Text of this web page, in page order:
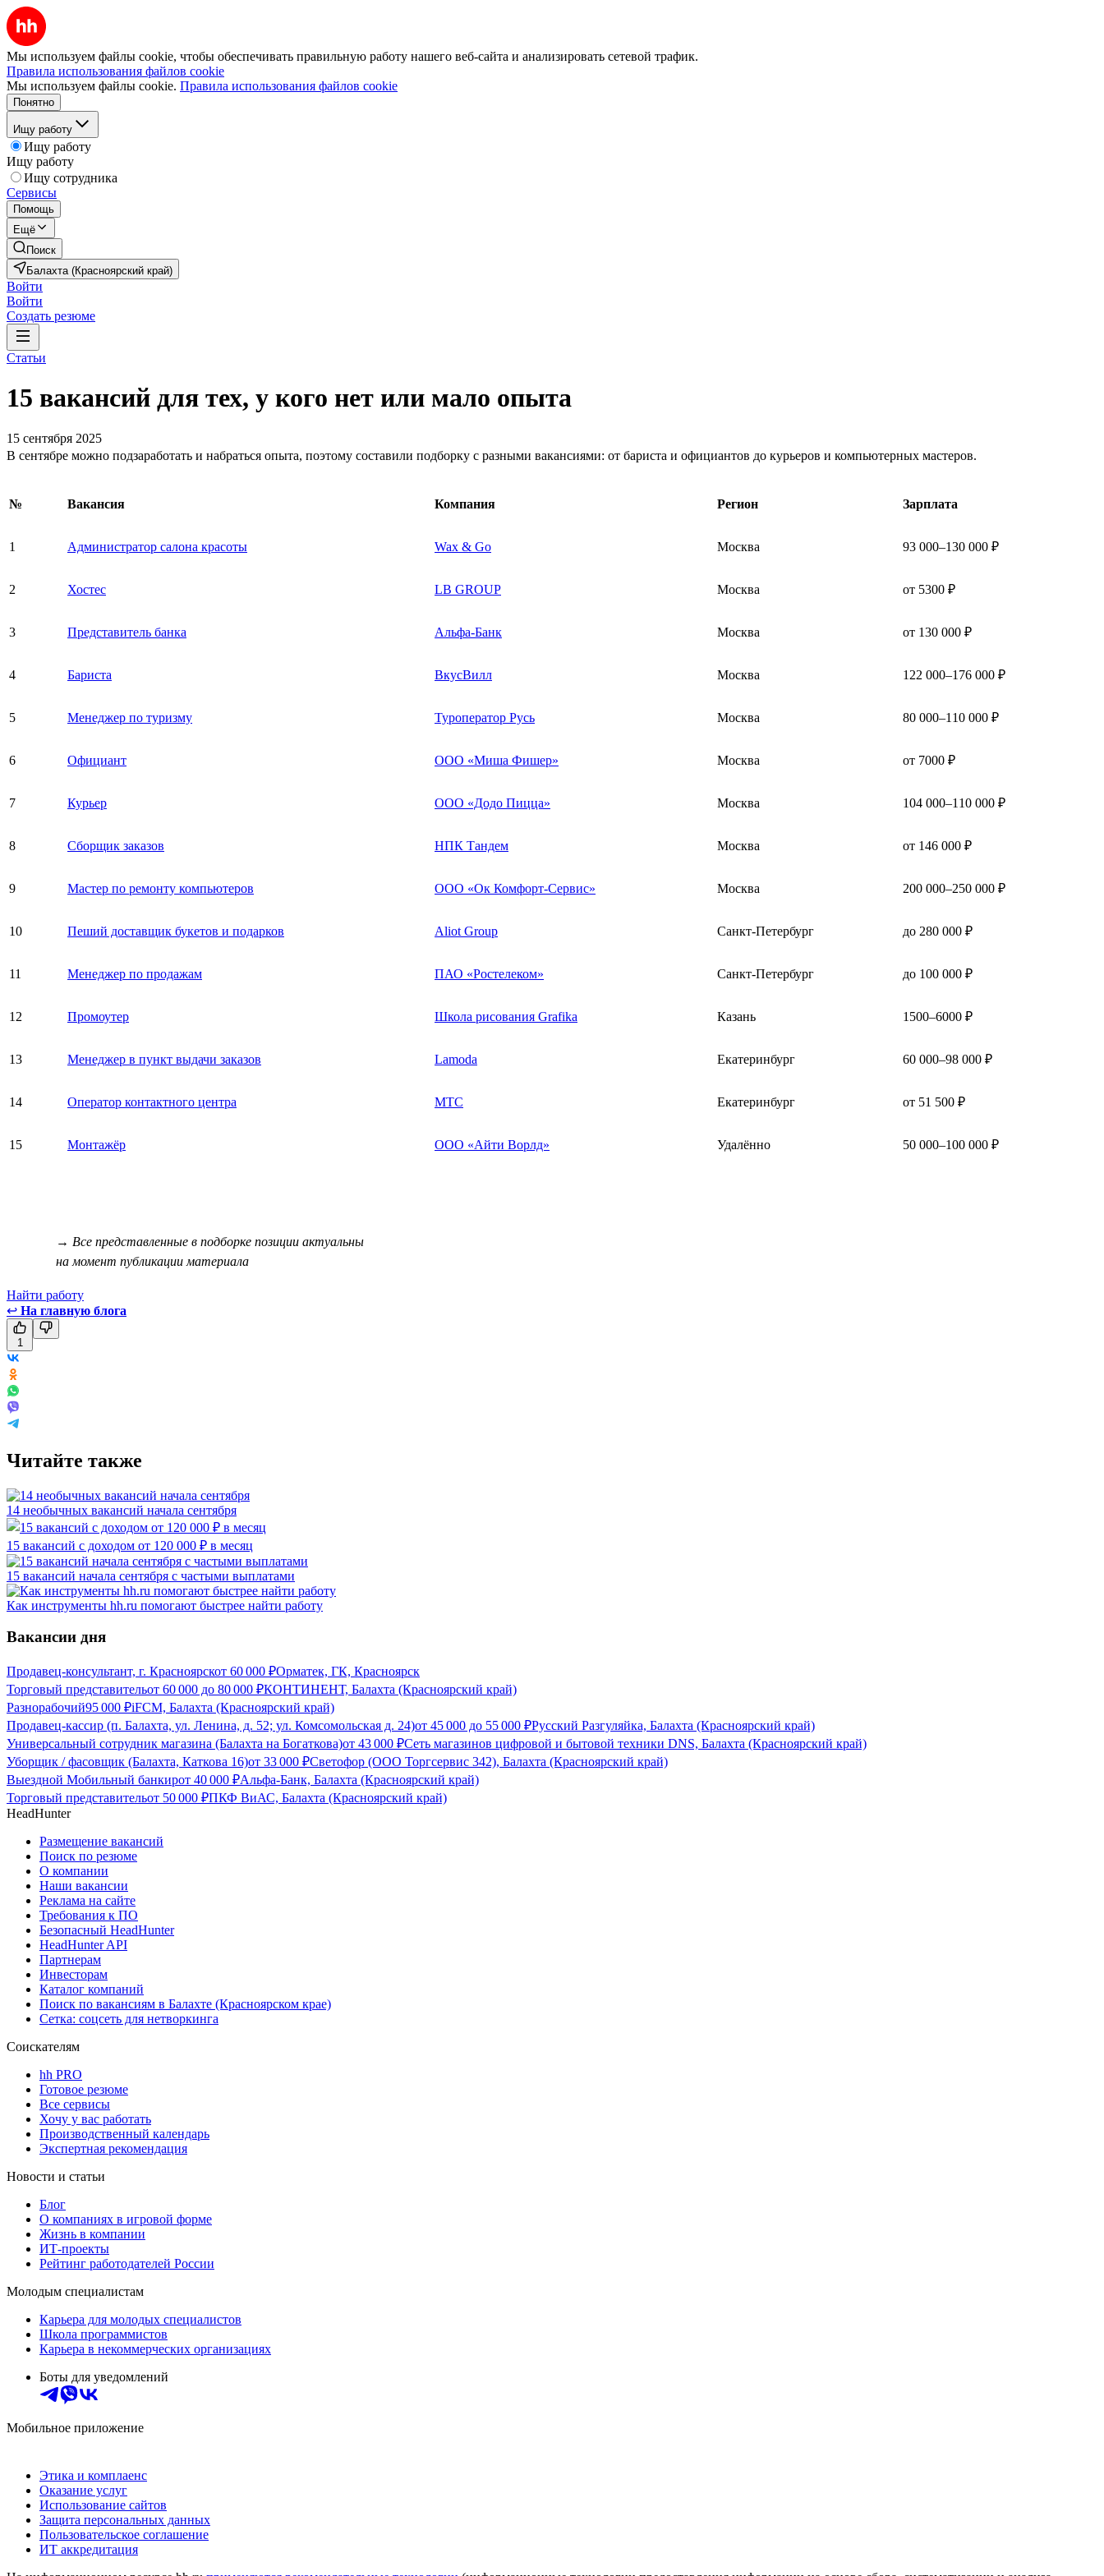
Мы используем файлы cookie, чтобы обеспечивать правильную работу нашего веб-сайта и анализировать сетевой трафик.
Правила использования файлов cookie
Мы используем файлы cookie. Правила использования файлов cookie
Понятно
Ищу работу
Ищу работу
Ищу работу
Ищу сотрудника
Сервисы
Помощь
Ещё
Поиск
Балахта (Красноярский край)
Войти
Войти
Создать резюме
Статьи
15 вакансий для тех, у кого нет или мало опыта
15 сентября 2025
В сентябре можно подзаработать и набраться опыта, поэтому составили подборку с разными вакансиями: от бариста и официантов до курьеров и компьютерных мастеров.
№ Вакансия Компания Регион Зарплата
1 Администратор салона красоты Wax & Go Москва 93 000–130 000 ₽
2 Хостес LB GROUP Москва от 5300 ₽
3 Представитель банка Альфа-Банк Москва от 130 000 ₽
4 Бариста ВкусВилл Москва 122 000–176 000 ₽
5 Менеджер по туризму Туроператор Русь Москва 80 000–110 000 ₽
6 Официант ООО «Миша Фишер» Москва от 7000 ₽
7 Курьер ООО «Додо Пицца» Москва 104 000–110 000 ₽
8 Сборщик заказов НПК Тандем Москва от 146 000 ₽
9 Мастер по ремонту компьютеров ООО «Ок Комфорт-Сервис» Москва 200 000–250 000 ₽
10 Пеший доставщик букетов и подарков Aliot Group Санкт-Петербург до 280 000 ₽
11 Менеджер по продажам ПАО «Ростелеком» Санкт-Петербург до 100 000 ₽
12 Промоутер Школа рисования Grafika Казань 1500–6000 ₽
13 Менеджер в пункт выдачи заказов Lamoda Екатеринбург 60 000–98 000 ₽
14 Оператор контактного центра МТС Екатеринбург от 51 500 ₽
15 Монтажёр ООО «Айти Ворлд» Удалённо 50 000–100 000 ₽
→ Все представленные в подборке позиции актуальны
на момент публикации материала
Найти работу
↩ На главную блога
1
Читайте также
14 необычных вакансий начала сентября
15 вакансий с доходом от 120 000 ₽ в месяц
15 вакансий начала сентября с частыми выплатами
Как инструменты hh.ru помогают быстрее найти работу
Вакансии дня
Продавец-консультант, г. Красноярскот 60 000 ₽Орматек, ГК, Красноярск
Торговый представительот 60 000 до 80 000 ₽КОНТИНЕНТ, Балахта (Красноярский край)
Разнорабочий95 000 ₽iFCM, Балахта (Красноярский край)
Продавец-кассир (п. Балахта, ул. Ленина, д. 52; ул. Комсомольская д. 24)от 45 000 до 55 000 ₽Русский Разгуляйка, Балахта (Красноярский край)
Универсальный сотрудник магазина (Балахта на Богаткова)от 43 000 ₽Сеть магазинов цифровой и бытовой техники DNS, Балахта (Красноярский край)
Уборщик / фасовщик (Балахта, Каткова 16)от 33 000 ₽Светофор (ООО Торгсервис 342), Балахта (Красноярский край)
Выездной Мобильный банкирот 40 000 ₽Альфа-Банк, Балахта (Красноярский край)
Торговый представительот 50 000 ₽ПКФ ВиАС, Балахта (Красноярский край)
HeadHunter
Размещение вакансий
Поиск по резюме
О компании
Наши вакансии
Реклама на сайте
Требования к ПО
Безопасный HeadHunter
HeadHunter API
Партнерам
Инвесторам
Каталог компаний
Поиск по вакансиям в Балахте (Красноярском крае)
Сетка: соцсеть для нетворкинга
Соискателям
hh PRO
Готовое резюме
Все сервисы
Хочу у вас работать
Производственный календарь
Экспертная рекомендация
Новости и статьи
Блог
О компаниях в игровой форме
Жизнь в компании
ИТ-проекты
Рейтинг работодателей России
Молодым специалистам
Карьера для молодых специалистов
Школа программистов
Карьера в некоммерческих организациях
Боты для уведомлений
Мобильное приложение
Этика и комплаенс
Оказание услуг
Использование сайтов
Защита персональных данных
Пользовательское соглашение
ИТ аккредитация